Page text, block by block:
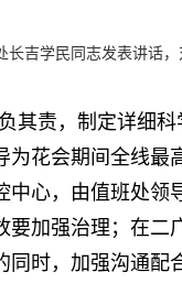
吉学民同志发表讲话
其责，制定详细
花会期间全线
心，由值班处
加强治理；在
时，加强沟通配